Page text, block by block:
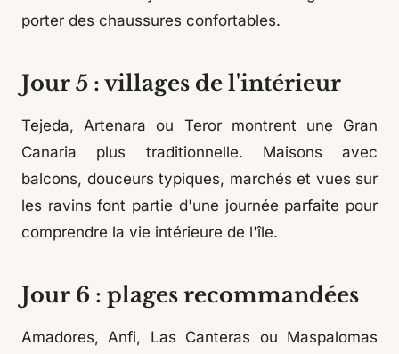
porter des chaussures confortables.
Jour 5 : villages de l'intérieur
Tejeda, Artenara ou Teror montrent une Gran
Canaria plus traditionnelle. Maisons avec
balcons, douceurs typiques, marchés et vues sur
les ravins font partie d'une journée parfaite pour
comprendre la vie intérieure de l'île.
Jour 6 : plages recommandées
Amadores, Anfi, Las Canteras ou Maspalomas